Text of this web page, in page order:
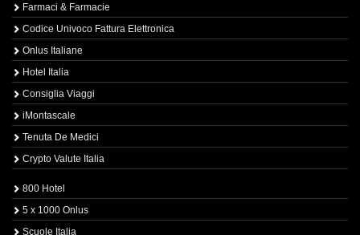
Farmaci & Farmacie
Codice Univoco Fattura Elettronica
Onlus Italiane
Hotel Italia
Consiglia Viaggi
iMontascale
Tenuta De Medici
Crypto Valute Italia
800 Hotel
5 x 1000 Onlus
Scuole Italia